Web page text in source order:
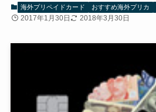
海外プリペイドカード おすすめ海外プリカ
2017年1月30日 2018年3月30日